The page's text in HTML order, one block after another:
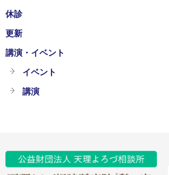
休診
更新
講演・イベント
イベント
講演